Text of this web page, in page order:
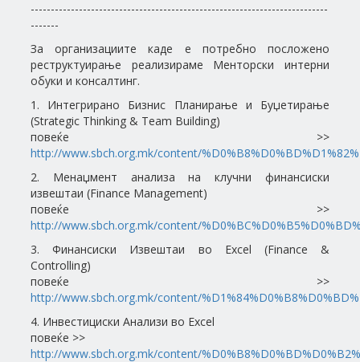
--------------------------------------------------------------------------
-------
За организациите каде е потребно посложено
реструктуирање реализираме Менторски интерни
обуки и консалтинг.
1. Интегрирано Бизнис Планирање и Буџетирање
(Strategic Thinking & Team Building)
повеќе >>
http://www.sbch.org.mk/content/
2. Менаџмент анализа на клучни финансиски
извештаи (Finance Management)
повеќе >>
http://www.sbch.org.mk/content/
3. Финансиски Извештаи во Excel (Finance &
Controlling)
повеќе >>
http://www.sbch.org.mk/content/
4. Инвестициски Анализи во Excel
повеќе >>
http://www.sbch.org.mk/content/